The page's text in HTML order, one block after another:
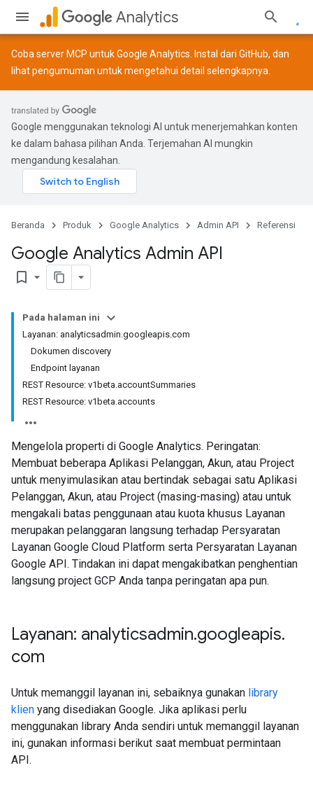
Analytics
Coba server MCP untuk Google Analytics. Instal dari GitHub, dan
lihatpengumuman untuk mengetahui detail selengkapnya.
Google menggunakan teknologi AI untuk menerjemahkan konten
ke dalam bahasa pilihan Anda. Terjemahan AI mungkin
mengandung kesalahan.
Beranda Produk Google Analytics Admin API Referensi
Google Analytics Admin API
bookmark_border
Pada halaman ini
Layanan: analyticsadmin.googleapis.com
Dokumen discovery
Endpoint layanan
REST Resource: v1beta.accountSummaries
REST Resource: v1beta.accounts
Mengelola properti di Google Analytics. Peringatan:
Membuat beberapa Aplikasi Pelanggan, Akun, atau Project
untuk menyimulasikan atau bertindak sebagai satu Aplikasi
Pelanggan, Akun, atau Project (masing-masing) atau untuk
mengakali batas penggunaan atau kuota khusus Layanan
merupakan pelanggaran langsung terhadap Persyaratan
Layanan Google Cloud Platform serta Persyaratan Layanan
Google API. Tindakan ini dapat mengakibatkan penghentian
langsung project GCP Anda tanpa peringatan apa pun.
Layanan: analyticsadmin.googleapis.
com
Untuk memanggil layanan ini, sebaiknya gunakan library
klien yang disediakan Google. Jika aplikasi perlu
menggunakan library Anda sendiri untuk memanggil layanan
ini, gunakan informasi berikut saat membuat permintaan
API.